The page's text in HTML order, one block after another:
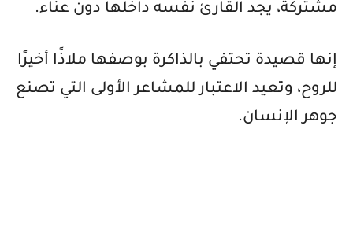
مشتركة، يجد القارئ نفسه داخلها دون عناء.
إنها قصيدة تحتفي بالذاكرة بوصفها ملاذًا أخيرًا
للروح، وتعيد الاعتبار للمشاعر الأولى التي تصنع
جوهر الإنسان.